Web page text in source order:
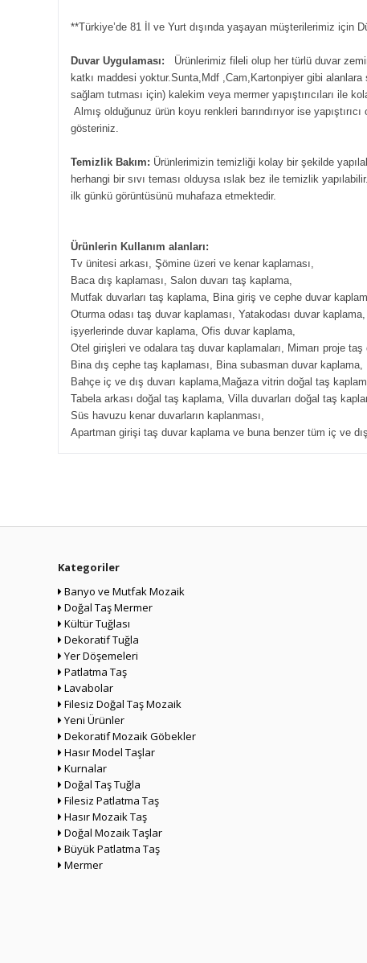
**Türkiye’de 81 İl ve Yurt dışında yaşayan müşterilerimiz için
Duvar Uygulaması:
Ürünlerimiz fileli olup her türlü duvar
katkı maddesi yoktur.Sunta,Mdf ,Cam,Kartonpiyer gibi alanlara
sağlam tutması için) kalekim veya mermer yapıştırıcıları ile
Almış olduğunuz ürün koyu renkleri barındırıyor ise
gösteriniz.
Temizlik Bakım: Ürünlerimizin temizliği kolay bir şekilde
herhangi bir sıvı teması olduysa ıslak bez ile temizlik
ilk günkü görüntüsünü muhafaza etmektedir.
Ürünlerin Kullanım alanları:
Tv ünitesi arkası, Şömine üzeri ve kenar kaplaması,
Baca dış kaplaması, Salon duvarı taş kaplama,
Mutfak duvarları taş kaplama, Bina giriş ve cephe duvar
Oturma odası taş duvar kaplaması, Yatakodası duvar kaplama,
işyerlerinde duvar kaplama, Ofis duvar kaplama,
Otel girişleri ve odalara taş duvar kaplamaları, Mimarı proje taş
Bina dış cephe taş kaplaması, Bina subasman duvar kaplama,
Bahçe iç ve dış duvarı kaplama,Mağaza vitrin doğal taş
Tabela arkası doğal taş kaplama, Villa duvarları doğal taş
Süs havuzu kenar duvarların kaplanması,
Apartman girişi taş duvar kaplama ve buna benzer tüm iç ve
Kategoriler
Banyo ve Mutfak Mozaik
Doğal Taş Mermer
Kültür Tuğlası
Dekoratif Tuğla
Yer Döşemeleri
Patlatma Taş
Lavabolar
Filesiz Doğal Taş Mozaik
Yeni Ürünler
Dekoratif Mozaik Göbekler
Hasır Model Taşlar
Kurnalar
Doğal Taş Tuğla
Filesiz Patlatma Taş
Hasır Mozaik Taş
Doğal Mozaik Taşlar
Büyük Patlatma Taş
Mermer